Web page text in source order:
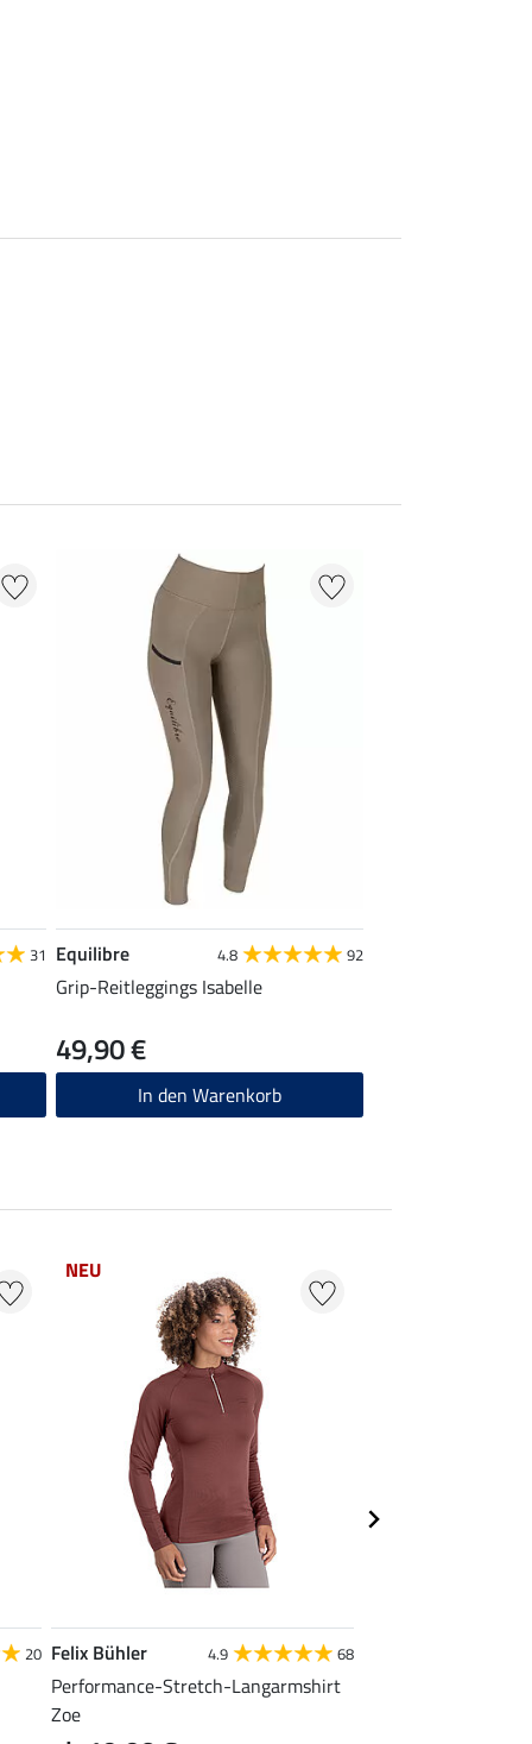
31 Equilibre 4.8 92
Grip-Reitleggings Isabelle
49,90 €
In den Warenkorb
20
NEU
Felix Bühler 4.9 68
Performance-Stretch-Langarmshirt
Zoe